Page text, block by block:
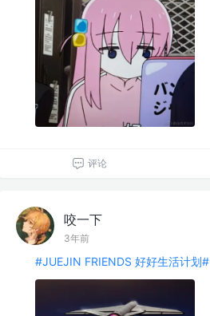
评论
咬一下
3年前
#JUEJIN FRIENDS 好好生活计划#